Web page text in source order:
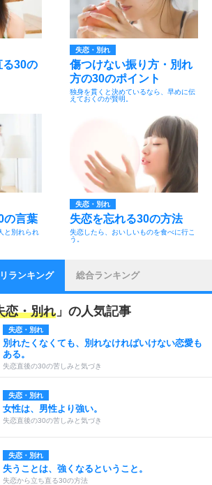
る30の
失恋・別れ
傷つけない振り方・別れ
方の30のポイント
独身を貫くと決めているなら、早めに伝
えておくのが賢明。
の言葉
と別れられ
失恋・別れ
失恋を忘れる30の方法
失恋したら、おいしいものを食べに行こ
う。
ランキング 総合ランキング
恋・別れ 」の人気記事
失恋・別れ
別れたくなくても、別れなければいけない恋愛も
ある。
失恋直後の30の苦しみと気づき
失恋・別れ
女性は、男性より強い。
失恋直後の30の苦しみと気づき
失恋・別れ
失うことは、強くなるということ。
失恋から立ち直る30の方法